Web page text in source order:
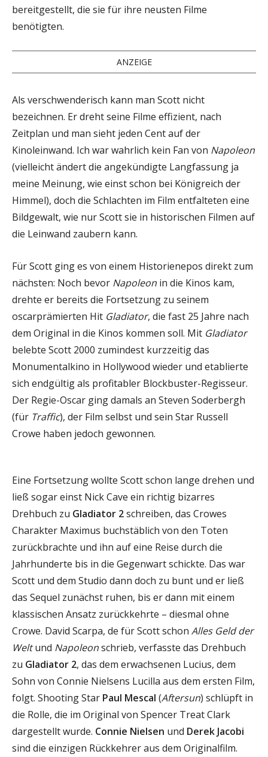
bereitgestellt, die sie für ihre neusten Filme
benötigten.
ANZEIGE
Als verschwenderisch kann man Scott nicht
bezeichnen. Er dreht seine Filme effizient, nach
Zeitplan und man sieht jeden Cent auf der
Kinoleinwand. Ich war wahrlich kein Fan von Napoleon
(vielleicht ändert die angekündigte Langfassung ja
meine Meinung, wie einst schon bei Königreich der
Himmel), doch die Schlachten im Film entfalteten eine
Bildgewalt, wie nur Scott sie in historischen Filmen auf
die Leinwand zaubern kann.
Für Scott ging es von einem Historienepos direkt zum
nächsten: Noch bevor Napoleon in die Kinos kam,
drehte er bereits die Fortsetzung zu seinem
oscarprämierten Hit Gladiator, die fast 25 Jahre nach
dem Original in die Kinos kommen soll. Mit Gladiator
belebte Scott 2000 zumindest kurzzeitig das
Monumentalkino in Hollywood wieder und etablierte
sich endgültig als profitabler Blockbuster-Regisseur.
Der Regie-Oscar ging damals an Steven Soderbergh
(für Traffic), der Film selbst und sein Star Russell
Crowe haben jedoch gewonnen.
Eine Fortsetzung wollte Scott schon lange drehen und
ließ sogar einst Nick Cave ein richtig bizarres
Drehbuch zu Gladiator 2schreiben, das Crowes
Charakter Maximus buchstäblich von den Toten
zurückbrachte und ihn auf eine Reise durch die
Jahrhunderte bis in die Gegenwart schickte. Das war
Scott und dem Studio dann doch zu bunt und er ließ
das Sequel zunächst ruhen, bis er dann mit einem
klassischen Ansatz zurückkehrte – diesmal ohne
Crowe. David Scarpa, de für Scott schon Alles Geld der
Weltund Napoleonschrieb, verfasste das Drehbuch
zu Gladiator 2, das dem erwachsenen Lucius, dem
Sohn von Connie Nielsens Lucilla aus dem ersten Film,
folgt. Shooting Star Paul Mescal (Aftersun) schlüpft in
die Rolle, die im Original von Spencer Treat Clark
dargestellt wurde. Connie Nielsen und Derek Jacobi
sind die einzigen Rückkehrer aus dem Originalfilm.